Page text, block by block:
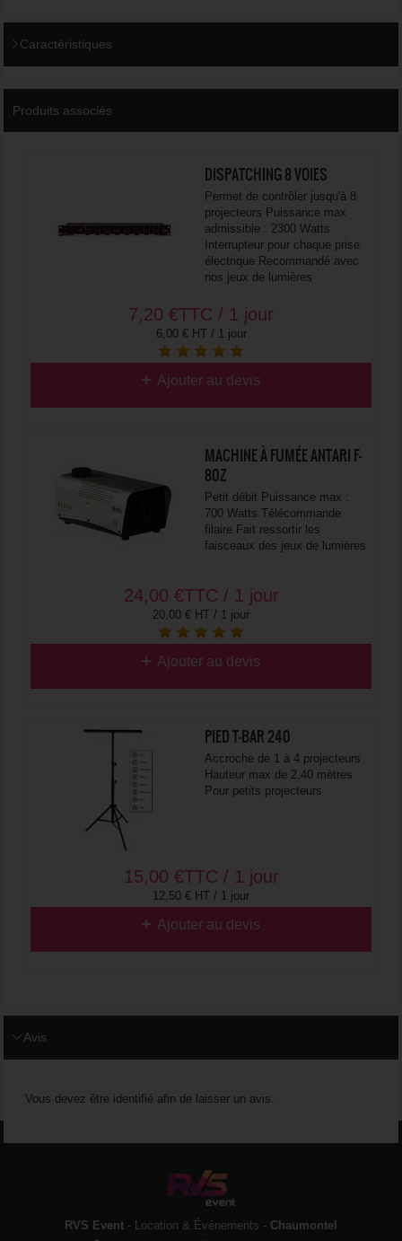
Caractéristiques
Produits associés
DISPATCHING 8 VOIES
Permet de contrôler jusqu'à 8
projecteurs Puissance max
admissible : 2300 Watts
Interrupteur pour chaque prise
électrique Recommandé avec
nos jeux de lumières
7,20 €TTC / 1 jour
6,00 € HT / 1 jour
Ajouter au devis
MACHINE À FUMÉE ANTARI F-
80Z
Petit débit Puissance max :
700 Watts Télécommande
filaire Fait ressortir les
faisceaux des jeux de lumières
24,00 €TTC / 1 jour
20,00 € HT / 1 jour
Ajouter au devis
PIED T-BAR 240
Accroche de 1 à 4 projecteurs
Hauteur max de 2,40 mètres
Pour petits projecteurs
15,00 €TTC / 1 jour
12,50 € HT / 1 jour
Ajouter au devis
Avis
Vous devez être identifié afin de laisser un avis.
RVS Event - Location & Événements - Chaumontel